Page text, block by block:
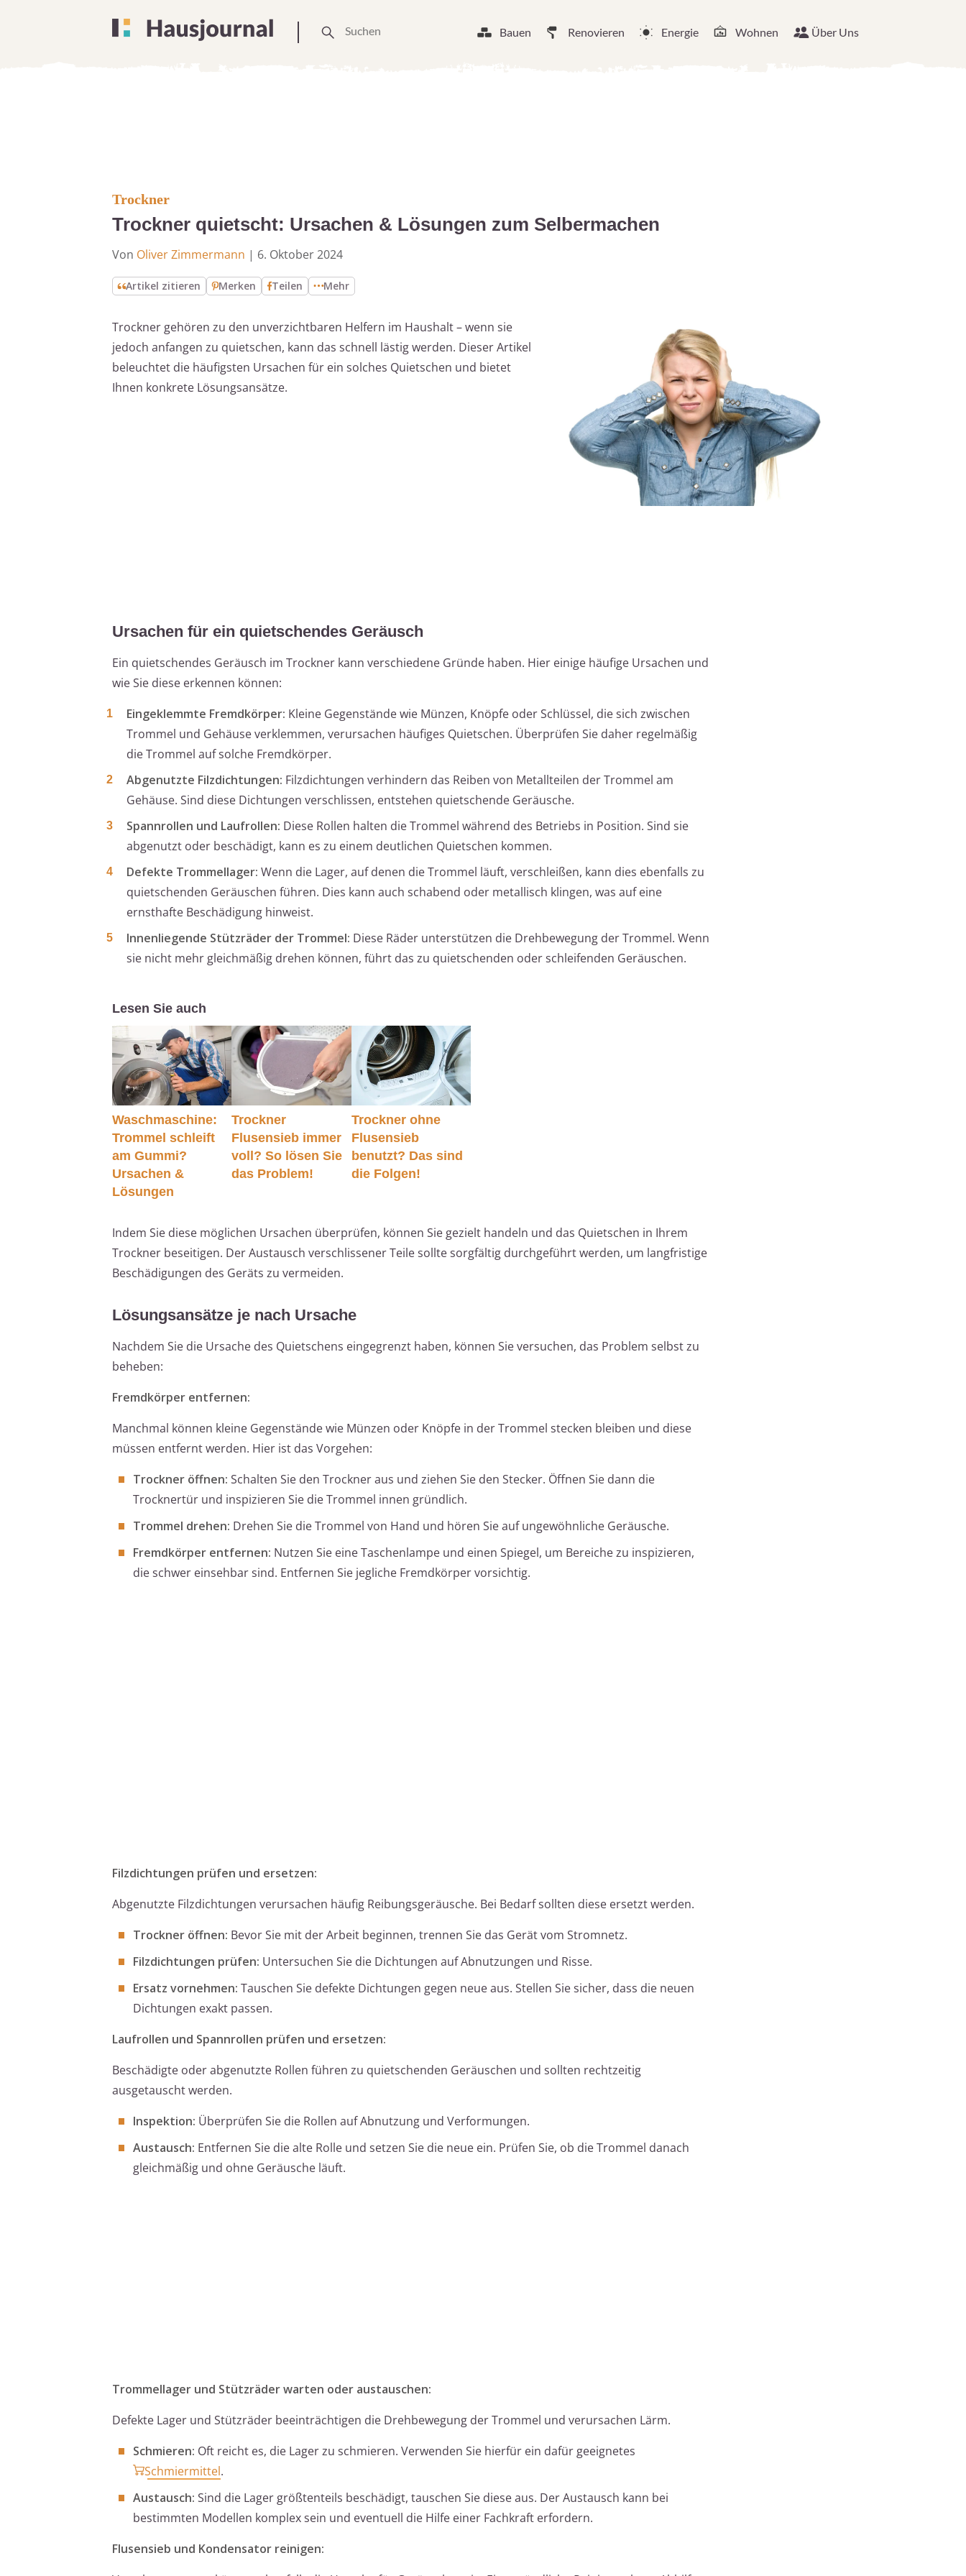
Bauen Renovieren Energie Wohnen Über Uns
Trockner
Trockner quietscht: Ursachen & Lösungen zum Selbermachen
Von Oliver Zimmermann | 6. Oktober 2024
Artikel zitieren Merken Teilen Mehr
Trockner gehören zu den unverzichtbaren Helfern im Haushalt – wenn sie
jedoch anfangen zu quietschen, kann das schnell lästig werden. Dieser Artikel
beleuchtet die häufigsten Ursachen für ein solches Quietschen und bietet
Ihnen konkrete Lösungsansätze.
Ursachen für ein quietschendes Geräusch
Ein quietschendes Geräusch im Trockner kann verschiedene Gründe haben. Hier einige häufige Ursachen und
wie Sie diese erkennen können:
Eingeklemmte Fremdkörper: Kleine Gegenstände wie Münzen, Knöpfe oder Schlüssel, die sich zwischen
Trommel und Gehäuse verklemmen, verursachen häufiges Quietschen. Überprüfen Sie daher regelmäßig
die Trommel auf solche Fremdkörper.
Abgenutzte Filzdichtungen: Filzdichtungen verhindern das Reiben von Metallteilen der Trommel am
Gehäuse. Sind diese Dichtungen verschlissen, entstehen quietschende Geräusche.
Spannrollen und Laufrollen: Diese Rollen halten die Trommel während des Betriebs in Position. Sind sie
abgenutzt oder beschädigt, kann es zu einem deutlichen Quietschen kommen.
Defekte Trommellager: Wenn die Lager, auf denen die Trommel läuft, verschleißen, kann dies ebenfalls zu
quietschenden Geräuschen führen. Dies kann auch schabend oder metallisch klingen, was auf eine
ernsthafte Beschädigung hinweist.
Innenliegende Stützräder der Trommel: Diese Räder unterstützen die Drehbewegung der Trommel. Wenn
sie nicht mehr gleichmäßig drehen können, führt das zu quietschenden oder schleifenden Geräuschen.
Lesen Sie auch
Waschmaschine:
Trommel schleift
am Gummi?
Ursachen &
Lösungen
Trockner
Flusensieb immer
voll? So lösen Sie
das Problem!
Trockner ohne
Flusensieb
benutzt? Das sind
die Folgen!
Indem Sie diese möglichen Ursachen überprüfen, können Sie gezielt handeln und das Quietschen in Ihrem
Trockner beseitigen. Der Austausch verschlissener Teile sollte sorgfältig durchgeführt werden, um langfristige
Beschädigungen des Geräts zu vermeiden.
Lösungsansätze je nach Ursache
Nachdem Sie die Ursache des Quietschens eingegrenzt haben, können Sie versuchen, das Problem selbst zu
beheben:
Fremdkörper entfernen:
Manchmal können kleine Gegenstände wie Münzen oder Knöpfe in der Trommel stecken bleiben und diese
müssen entfernt werden. Hier ist das Vorgehen:
Trockner öffnen: Schalten Sie den Trockner aus und ziehen Sie den Stecker. Öffnen Sie dann die
Trocknertür und inspizieren Sie die Trommel innen gründlich.
Trommel drehen: Drehen Sie die Trommel von Hand und hören Sie auf ungewöhnliche Geräusche.
Fremdkörper entfernen: Nutzen Sie eine Taschenlampe und einen Spiegel, um Bereiche zu inspizieren,
die schwer einsehbar sind. Entfernen Sie jegliche Fremdkörper vorsichtig.
Filzdichtungen prüfen und ersetzen:
Abgenutzte Filzdichtungen verursachen häufig Reibungsgeräusche. Bei Bedarf sollten diese ersetzt werden.
Trockner öffnen: Bevor Sie mit der Arbeit beginnen, trennen Sie das Gerät vom Stromnetz.
Filzdichtungen prüfen: Untersuchen Sie die Dichtungen auf Abnutzungen und Risse.
Ersatz vornehmen: Tauschen Sie defekte Dichtungen gegen neue aus. Stellen Sie sicher, dass die neuen
Dichtungen exakt passen.
Laufrollen und Spannrollen prüfen und ersetzen:
Beschädigte oder abgenutzte Rollen führen zu quietschenden Geräuschen und sollten rechtzeitig
ausgetauscht werden.
Inspektion: Überprüfen Sie die Rollen auf Abnutzung und Verformungen.
Austausch: Entfernen Sie die alte Rolle und setzen Sie die neue ein. Prüfen Sie, ob die Trommel danach
gleichmäßig und ohne Geräusche läuft.
Trommellager und Stützräder warten oder austauschen:
Defekte Lager und Stützräder beeinträchtigen die Drehbewegung der Trommel und verursachen Lärm.
Schmieren: Oft reicht es, die Lager zu schmieren. Verwenden Sie hierfür ein dafür geeignetes
Schmiermittel.
Austausch: Sind die Lager größtenteils beschädigt, tauschen Sie diese aus. Der Austausch kann bei
bestimmten Modellen komplex sein und eventuell die Hilfe einer Fachkraft erfordern.
Flusensieb und Kondensator reinigen: